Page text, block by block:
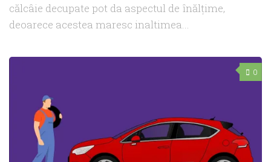
călcâie decupate pot da aspectul de înălțime,
deoarece acestea maresc inaltimea...
0